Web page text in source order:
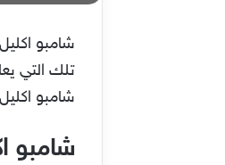
شامبو
تلك التي
شامبو
شامبو